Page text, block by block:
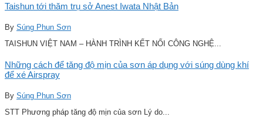
Taishun tới thăm trụ sở Anest Iwata Nhật Bản
By Súng Phun Sơn
TAISHUN VIỆT NAM – HÀNH TRÌNH KẾT NỐI CÔNG NGHỆ...
Những cách để tăng độ mịn của sơn áp dụng với súng dùng khí
để xé Airspray
By Súng Phun Sơn
STT Phương pháp tăng độ mịn của sơn Lý do...